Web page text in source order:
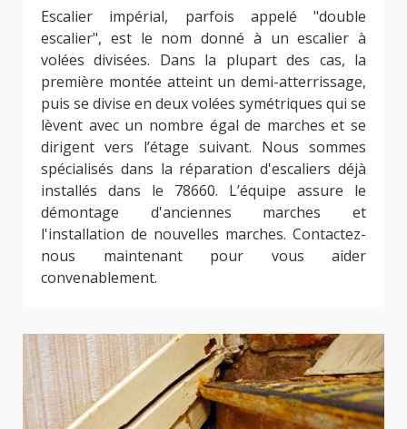
Escalier impérial, parfois appelé "double
escalier", est le nom donné à un escalier à
volées divisées. Dans la plupart des cas, la
première montée atteint un demi-atterrissage,
puis se divise en deux volées symétriques qui se
lèvent avec un nombre égal de marches et se
dirigent vers l’étage suivant. Nous sommes
spécialisés dans la réparation d'escaliers déjà
installés dans le 78660. L’équipe assure le
démontage d'anciennes marches et
l'installation de nouvelles marches. Contactez-
nous maintenant pour vous aider
convenablement.